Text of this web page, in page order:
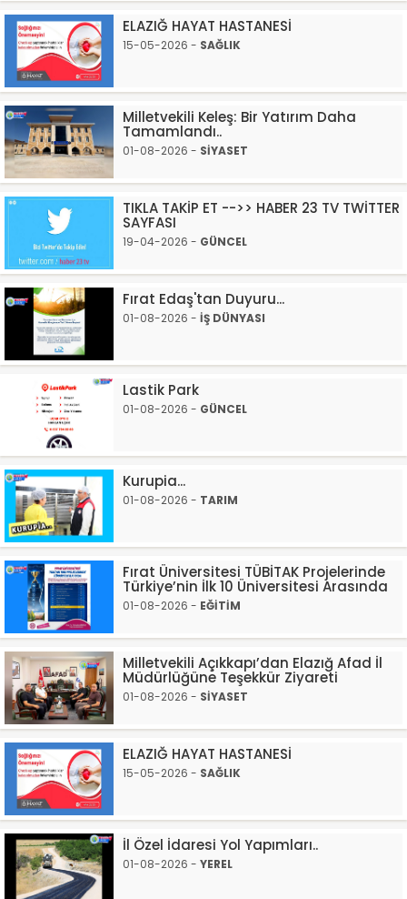
ELAZIĞ HAYAT HASTANESİ
15-05-2026 - SAĞLIK
Milletvekili Keleş: Bir Yatırım Daha
Tamamlandı..
01-08-2026 - SİYASET
TIKLA TAKİP ET -->> HABER 23 TV TWİTTER
SAYFASI
19-04-2026 - GÜNCEL
Fırat Edaş'tan Duyuru...
01-08-2026 - İŞ DÜNYASI
Lastik Park
01-08-2026 - GÜNCEL
Kurupia...
01-08-2026 - TARIM
Fırat Üniversitesi TÜBİTAK Projelerinde
Türkiye’nin İlk 10 Üniversitesi Arasında
01-08-2026 - EĞİTİM
Milletvekili Açıkkapı’dan Elazığ Afad İl
Müdürlüğüne Teşekkür Ziyareti
01-08-2026 - SİYASET
ELAZIĞ HAYAT HASTANESİ
15-05-2026 - SAĞLIK
İl Özel İdaresi Yol Yapımları..
01-08-2026 - YEREL